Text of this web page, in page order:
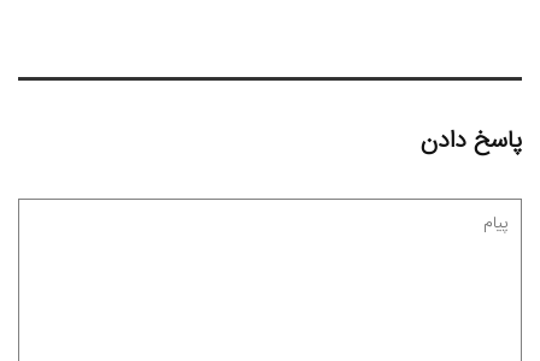
پاسخ دادن